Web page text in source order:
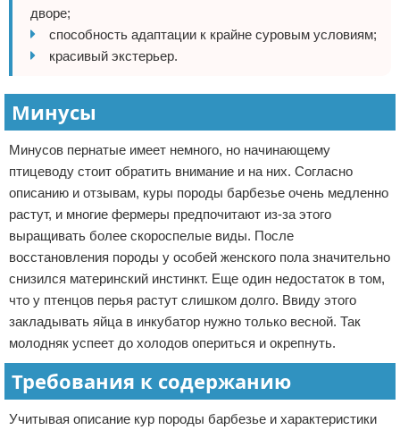
дворе;
способность адаптации к крайне суровым условиям;
красивый экстерьер.
Минусы
Минусов пернатые имеет немного, но начинающему
птицеводу стоит обратить внимание и на них. Согласно
описанию и отзывам, куры породы барбезье очень медленно
растут, и многие фермеры предпочитают из-за этого
выращивать более скороспелые виды. После
восстановления породы у особей женского пола значительно
снизился материнский инстинкт. Еще один недостаток в том,
что у птенцов перья растут слишком долго. Ввиду этого
закладывать яйца в инкубатор нужно только весной. Так
молодняк успеет до холодов опериться и окрепнуть.
Требования к содержанию
Учитывая описание кур породы барбезье и характеристики